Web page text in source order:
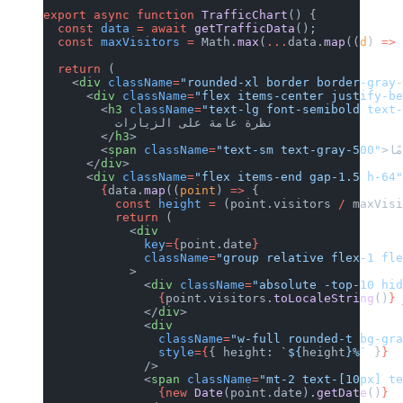
export async function TrafficChart
  const
data = await getTrafficData
  const
maxVisitors = Math.max ( ...
    <
div className ="rounded-xl
      <
div className ="flex items-
        <
h3 className= "text-lg font-
          نظرة عامة على الزيارات
        <
span className= "text-sm
      <
div className="flex items-end
        {
data.map
          const
height =
          return
            <
              key
              className
="group
              <
div className=
                {
point.visitors.
              </
              <
                className
="w-full
                style
={ { height: `${
              />
              <
span className ="mt-2
                {new
Date